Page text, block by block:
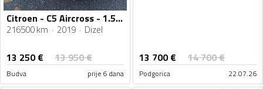
Citroen - C5 Aircross - 1.5hdi
216500 km 2019 Dizel
13 250€ 13 950€
Budva prije 6 dana
13 700€ 14 700€
Podgorica 22.07.26